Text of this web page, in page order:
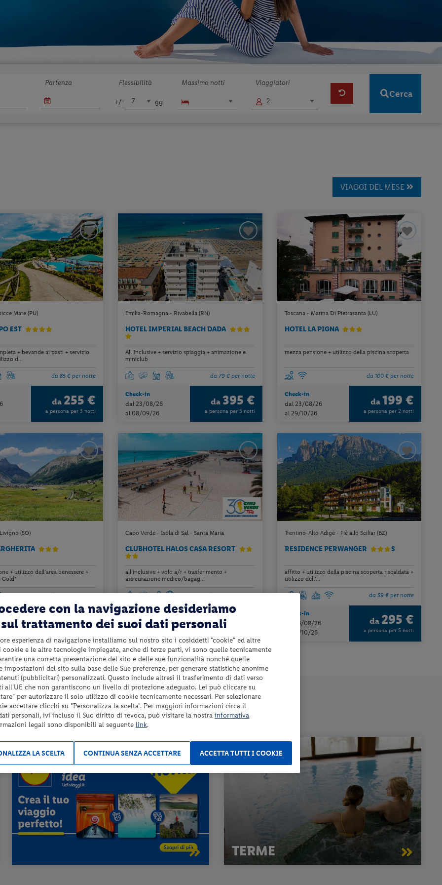
Partenza Flessibilità
+/- gg
Massimo notti Viaggiatori
Cerca
VIAGGI DEL MESE
Mare (PU)
EST
+ bevande ai pasti + servizio
d...
da 85 € per notte
da 255 €
a persona per 3 notti
Emilia-Romagna - Rivabella (RN)
HOTEL IMPERIAL BEACH DADA
All Inclusive + servizio spiaggia + animazione e
miniclub
da 79 € per notte
Check-in
dal 23/08/26
al 08/09/26
da 395 €
a persona per 5 notti
Toscana - Marina Di Pietrasanta (LU)
HOTEL LA PIGNA
mezza pensione + utilizzo della piscina scoperta
da 100 € per notte
Check-in
dal 23/08/26
al 29/10/26
da199 €
a persona per 2 notti
(SO)
+ utilizzo dell’area benessere +
Gold"
da 70 € per notte
da139 €
Capo Verde - Isola di Sal - Santa Maria
CLUBHOTEL HALOS CASA RESORT
all inclusive + volo a/r + trasferimento +
assicurazione medico/bagag...
da 164 € per notte
Check-in
dal 22/08/26
da1143 €
Trentino-Alto Adige - Fiè allo Sciliar (BZ)
RESIDENCE PERWANGER S
affitto + utilizzo della piscina scoperta riscaldata +
utilizzo dell’...
da 59 € per notte
Check-in
dal 16/08/26
al 05/10/26
da 295 €
a persona per 5 notti
TERME
con la navigazione desideriamo
trattamento dei suoi dati personali
esperienza di navigazione installiamo sul nostro sito i cosiddetti "cookie" ed altre
e le altre tecnologie impiegate, anche di terze parti, vi sono quelle tecnicamente
una corretta presentazione del sito e delle sue funzionalità nonché quelle
impostazioni del sito sulla base delle Sue preferenze, per generare statistiche anonime
(pubblicitari) personalizzati. Questo include altresì il trasferimento di dati verso
all'UE che non garantiscono un livello di protezione adeguato. Lei può cliccare su
per autorizzare il solo utilizzo di cookie tecnicamente necessari. Per selezionare
accettare clicchi su "Personalizza la scelta". Per maggiori informazioni circa il
personali, ivi incluso il Suo diritto di revoca, può visitare la nostra informativa
legali sono disponibili al seguente link.
ACCETTA TUTTI I COOKIE
CONTINUA SENZA ACCETTARE
LA SCELTA